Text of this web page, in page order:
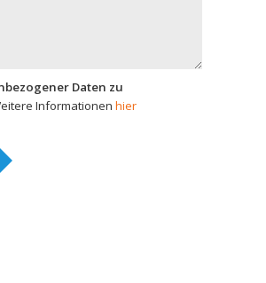
Daten zu
Informationen hier